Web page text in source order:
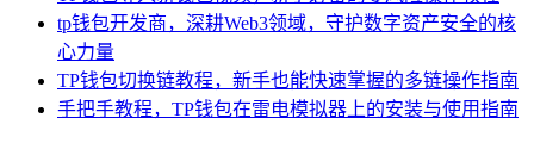
tp钱包开发商，深耕Web3领域，守护数字资产安全的核
心力量
TP钱包切换链教程，新手也能快速掌握的多链操作指南
手把手教程，TP钱包在雷电模拟器上的安装与使用指南